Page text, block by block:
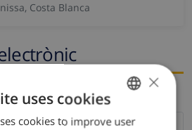
Costa Blanca
ENGLISH
×
uses cookies
cookies to improve user